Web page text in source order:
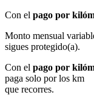
Con el pago por
Monto mensual
sigues protegido(a).
Con el pago por
paga solo por los km
que recorres.